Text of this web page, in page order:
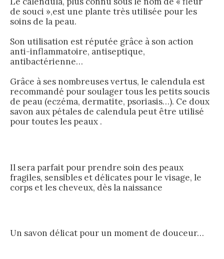
de souci »,est une plante très utilisée pour les
soins de la peau.
Son utilisation est réputée grâce à son action
anti-inflammatoire, antiseptique,
antibactérienne…
Grâce à ses nombreuses vertus, le calendula est
recommandé pour soulager tous les petits soucis
de peau (eczéma, dermatite, psoriasis…). Ce doux
savon aux pétales de calendula peut être utilisé
pour toutes les peaux .
Il sera parfait pour prendre soin des peaux
fragiles, sensibles et délicates pour le visage, le
corps et les cheveux, dès la naissance
Un savon délicat pour un moment de douceur…